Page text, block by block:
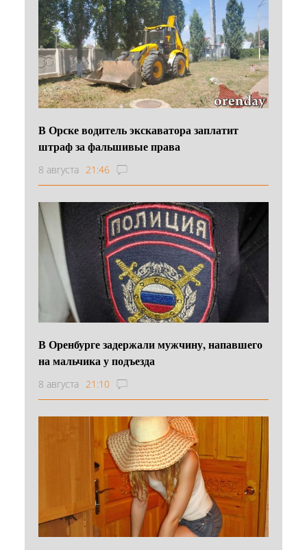
В Орске водитель экскаватора заплатит
штраф за фальшивые права
8 августа 21:46
В Оренбурге задержали мужчину, напавшего
на мальчика у подъезда
8 августа 21:10